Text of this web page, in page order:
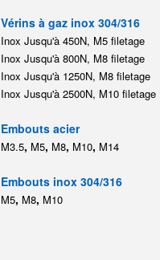
Vérins à gaz inox 304/316
Inox Jusqu'à 450N, M5 filetage
Inox Jusqu'à 800N, M8 filetage
Inox Jusqu'à 1250N, M8 filetage
Inox Jusqu'à 2500N, M10 filetage
Embouts acier
M3.5, M5, M8, M10, M14
Embouts inox 304/316
M5, M8, M10